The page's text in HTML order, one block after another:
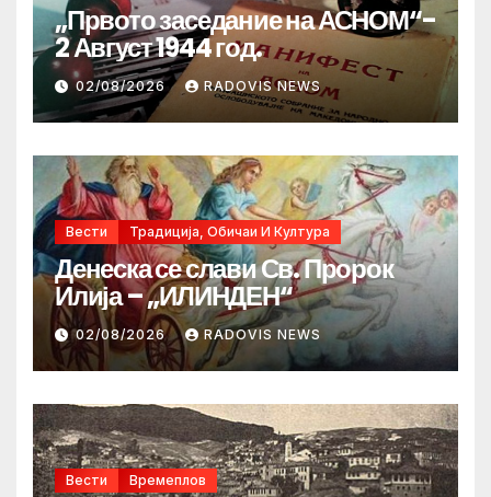
„Првото заседание на АСНОМ“-
2 Август 1944 год.
02/08/2026 RADOVIS NEWS
Вести Традиција, Обичаи И Култура
Денеска се слави Св. Пророк
Илија – „ИЛИНДЕН“
02/08/2026 RADOVIS NEWS
Вести Времеплов